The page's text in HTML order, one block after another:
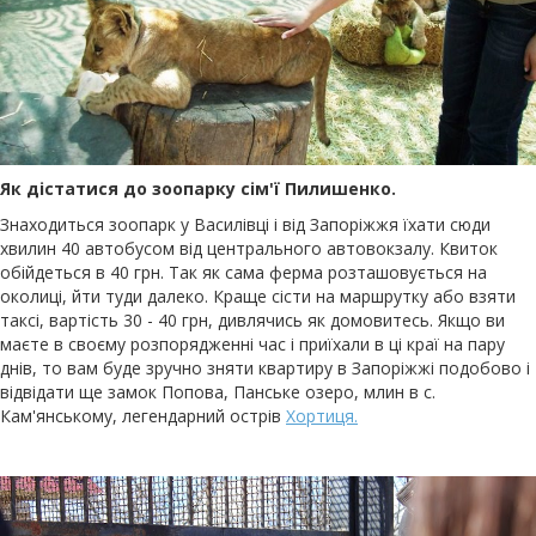
Як дістатися до зоопарку сім'ї Пилишенко.
Знаходиться зоопарк у Василівці і від Запоріжжя їхати сюди
хвилин 40 автобусом від центрального автовокзалу. Квиток
обійдеться в 40 грн. Так як сама ферма розташовується на
околиці, йти туди далеко. Краще сісти на маршрутку або взяти
таксі, вартість 30 - 40 грн, дивлячись як домовитесь. Якщо ви
маєте в своєму розпорядженні час і приїхали в ці краї на пару
днів, то вам буде зручно зняти квартиру в Запоріжжі подобово і
відвідати ще замок Попова, Панське озеро, млин в с.
Кам'янському, легендарний острів Хортиця.